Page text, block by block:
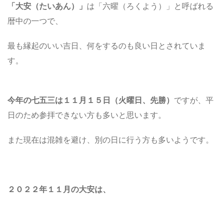
「大安（たいあん）」 は「六曜（ろくよう）」と呼ばれる
暦中の一つで、
最も縁起のいい吉日、何をするのも良い日とされていま
す。
今年の七五三は１１月１５日（火曜日、先勝） ですが、平
日のため参拝できない方も多いと思います。
また現在は混雑を避け、別の日に行う方も多いようです。
２０２２年１１月の大安は、